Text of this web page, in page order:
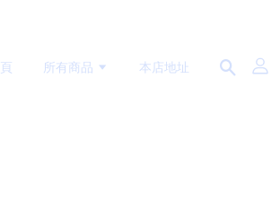
所有商品 本店地址